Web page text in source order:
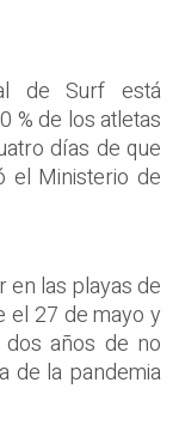
de Surf está
% de los atletas
días de que
el Ministerio de
en las playas de
el 27 de mayo y
años de no
de la pandemia